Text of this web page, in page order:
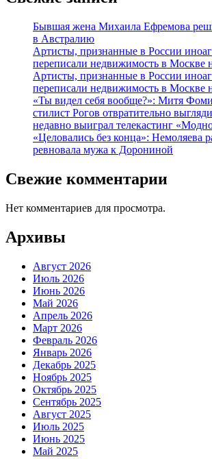
Бывшая жена Михаила Ефремова
в Австралию
Артисты, признанные в России
переписали недвижимость в Москве
Артисты, признанные в России
переписали недвижимость в Москве
«Ты видел себя вообще?»: Митя
стилист Рогов отвратительно
недавно выиграл телекастинг
«Целовались без конца»: Немоляева
ревновала мужа к Дорониной
Свежие комментарии
Нет комментариев для просмотра.
Архивы
Август 2026
Июль 2026
Июнь 2026
Май 2026
Апрель 2026
Март 2026
Февраль 2026
Январь 2026
Декабрь 2025
Ноябрь 2025
Октябрь 2025
Сентябрь 2025
Август 2025
Июль 2025
Июнь 2025
Май 2025